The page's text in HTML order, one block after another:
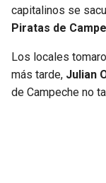
capitalinos se
Piratas de
Los locales
más tarde, Julian
de Campeche no